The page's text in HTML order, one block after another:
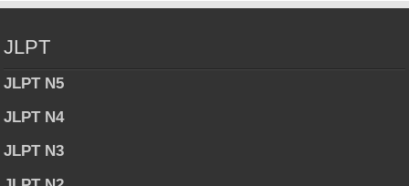
JLPT
JLPT N5
JLPT N4
JLPT N3